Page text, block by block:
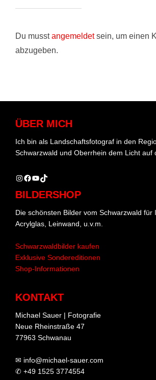
Du musstangemeldetsein, um einen
abzugeben.
ÜBER MICH
Ich bin als Landschaftsfotograf in den
Schwarzwald und Oberrhein dem Licht auf
Instagram
Facebook
YouTube
TikTok
BILDERSHOP
Die schönsten Bilder vom Schwarzwald für
Acrylglas, Leinwand, u.v.m.
Schwarzwaldbilder kaufen
Exklusive Sondereditionen
Shop-Informationen
KONTAKT
Michael Sauer | Fotografie
Neue Rheinstraße 47
77963 Schwanau
✉ info@michael-sauer.com
✆ +49 1525 3774554